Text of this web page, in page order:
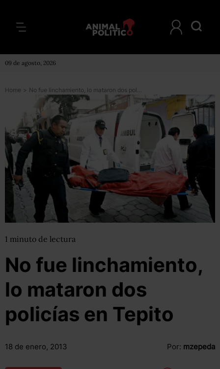
09 de agosto, 2026
Home > No fue linchamiento, lo mataron dos policías en Tepito
1 minuto de lectura
No fue linchamiento,
lo mataron dos
policías en Tepito
18 de enero, 2013 Por: mzepeda